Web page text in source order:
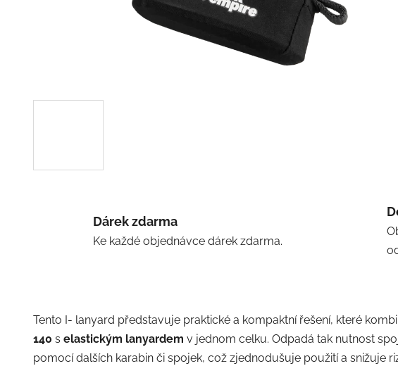
Dárek zdarma
Ke každé objednávce dárek zdarma.
Tento I- lanyard představuje praktické a kompaktní řešení, které
140 s elastickým lanyardem v jednom celku. Odpadá tak nutnost
pomocí dalších karabin či spojek, což zjednodušuje použití a snižuje